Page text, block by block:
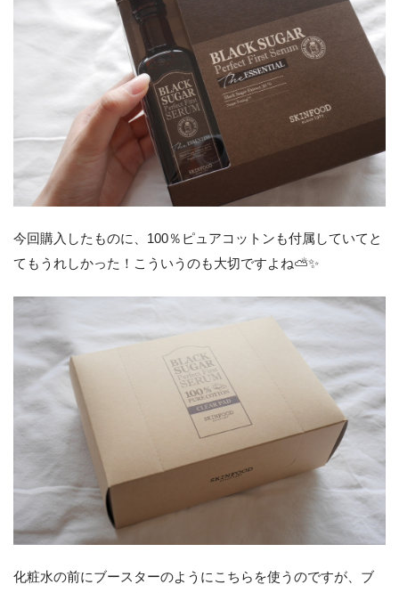
今回購入したものに、100％ピュアコットンも付属していてと
てもうれしかった！こういうのも大切ですよね⛅✨
化粧水の前にブースターのようにこちらを使うのですが、ブ